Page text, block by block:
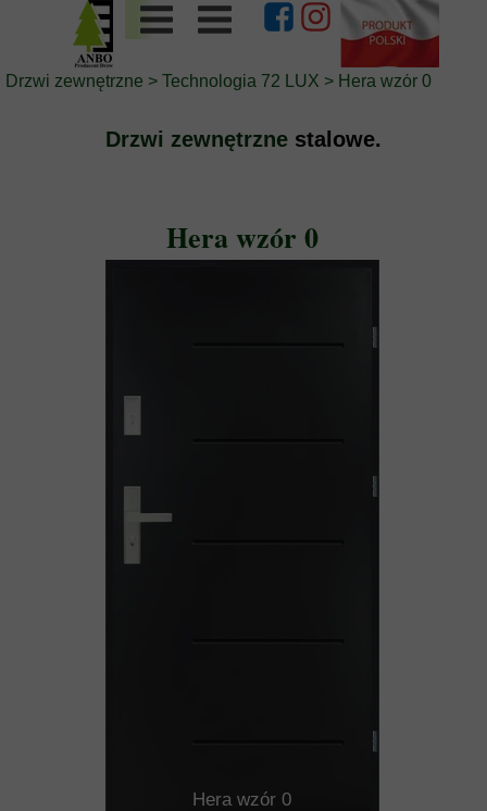
Drzwi zewnętrzne > Technologia 72 LUX > Hera wzór 0
Drzwi zewnętrzne stalowe.
Hera wzór 0
Hera wzór 0